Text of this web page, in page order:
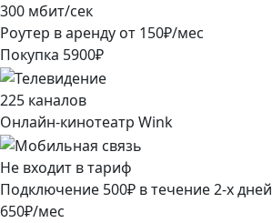
300 мбит/сек
Роутер в аренду от 150₽/мес
Покупка 5900₽
225 каналов
Онлайн-кинотеатр Wink
Не входит в тариф
Подключение 500₽ в течение2-х дней
650₽/мес